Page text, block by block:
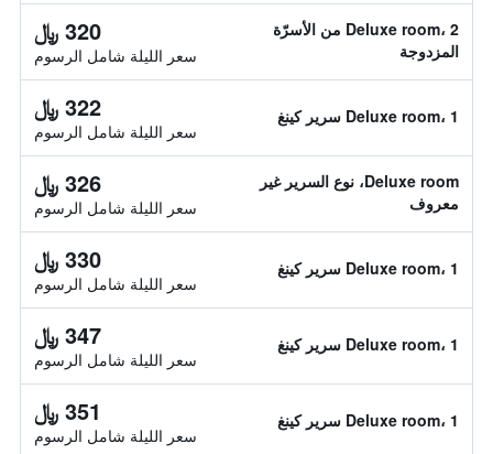
Deluxe room، 2 من الأسرّة
المزدوجة
320 ﷼
سعر الليلة شامل الرسوم
Deluxe room، 1 سرير كينغ 322 ﷼
سعر الليلة شامل الرسوم
Deluxe room، نوع السرير غير
معروف
326 ﷼
سعر الليلة شامل الرسوم
Deluxe room، 1 سرير كينغ 330 ﷼
سعر الليلة شامل الرسوم
Deluxe room، 1 سرير كينغ 347 ﷼
سعر الليلة شامل الرسوم
Deluxe room، 1 سرير كينغ 351 ﷼
سعر الليلة شامل الرسوم